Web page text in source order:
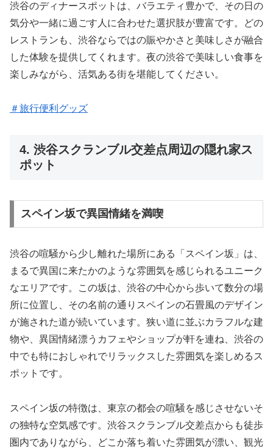
渋谷のディナースポットは、バラエティ豊かで、その日の
気分や一緒に過ごす人に合わせた選択肢が豊富です。どの
レストランも、渋谷ならではの賑やかさと美味しさが融合
した体験を提供してくれます。夜の渋谷で美味しい食事を
楽しみながら、活気ある街を堪能してください。
＃旅行便利グッズ
4. 渋谷スクランブル交差点周辺の隠れ家ス
ポット
スペイン坂で異国情緒を満喫
渋谷の喧騒から少し離れた場所にある「スペイン坂」は、
まるで異国に来たかのような雰囲気を感じられるユニーク
なエリアです。この坂は、渋谷の中心から歩いて数分の場
所に位置し、その名前の通りスペインの石畳風のデザイン
が施された道が続いています。狭い道に並ぶカラフルな建
物や、異国情緒漂うカフェやショップが軒を連ね、渋谷の
中でも特におしゃれでリラックスした雰囲気を楽しめるス
ポットです。
スペイン坂の特徴は、東京の都会の喧騒を感じさせないそ
の独特な空気感です。渋谷スクランブル交差点からも徒歩
圏内でありながら、どこか落ち着いた雰囲気が漂い、観光